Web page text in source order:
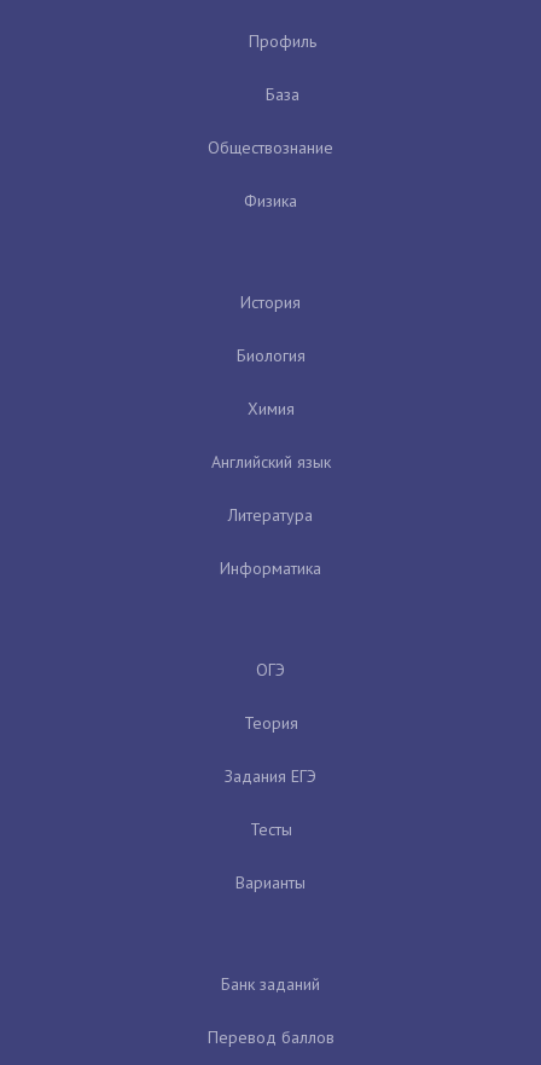
Профиль
База
Обществознание
Физика
История
Биология
Химия
Английский язык
Литература
Информатика
ОГЭ
Теория
Задания ЕГЭ
Тесты
Варианты
Банк заданий
Перевод баллов